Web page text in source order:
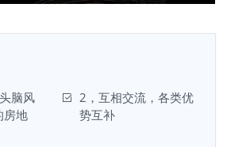
脑风
房地
2，互相交流，各类优
势互补